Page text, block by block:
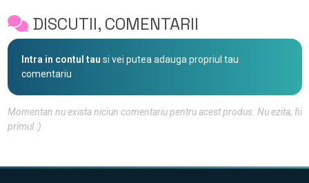
DISCUTII, COMENTARII
Intra in contul tau si vei putea adauga propriul tau
comentariu
Momentan nu exista niciun comentariu pentru acest produs. Nu ezita, fii
primul :)